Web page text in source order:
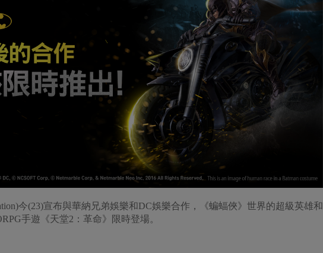
今(23)宣布與華納兄弟娛樂和DC娛樂合作，《蝙蝠俠》世界的超級英雄和
手遊《天堂2：革命》限時登場。